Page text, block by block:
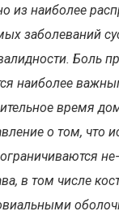
из наиболее
заболеваний
Боль
наиболее
время
о том, что
ограничиваются
в том числе